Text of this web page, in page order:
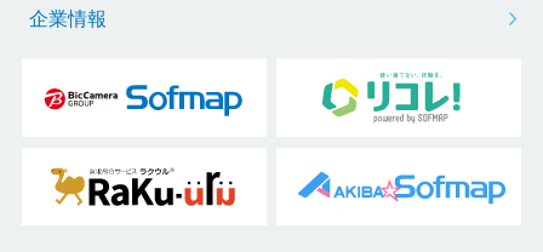
企業情報